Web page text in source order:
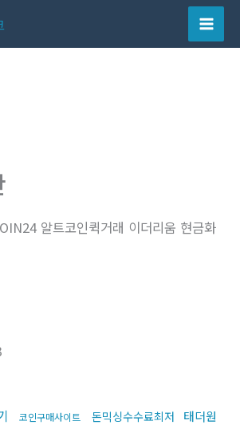
Main
알트코인퀵거래 이더리움 현금화
코인구매사이트 돈믹싱수수료최저
태더원